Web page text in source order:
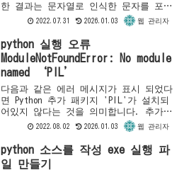
한 결과는 문자열로 인식한 문자를 포함
하고 있습니다. 이 글에서는
TextBuilder의 이해를 돕기 위해...
2022.07.31 2026.01.03 웹 관리자
python 실행 오류
ModuleNotFoundError: No module
named ‘PIL’
다음과 같은 에러 메시지가 표시 되었다
면 Python 추가 패키지 'PIL'가 설치되
어있지 않다는 것을 의미합니다. 추가
패키지 'PIL'은 여기에서는 Pillow
(PIL)를 의미하며 Pillow는 개발이 중단
된...
2022.08.02 2026.01.03 웹 관리자
python 소스를 작성 exe 실행 파
일 만들기